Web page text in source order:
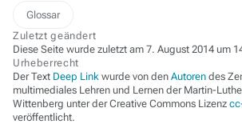
Glossar
Zuletzt geändert
Diese Seite wurde zuletzt am 7. August 2014 um
Urheberrecht
Der Text Deep Link wurde von den Autoren des
multimediales Lehren und Lernen der Martin-
Wittenberg unter der Creative Commons Lizenz
veröffentlicht.